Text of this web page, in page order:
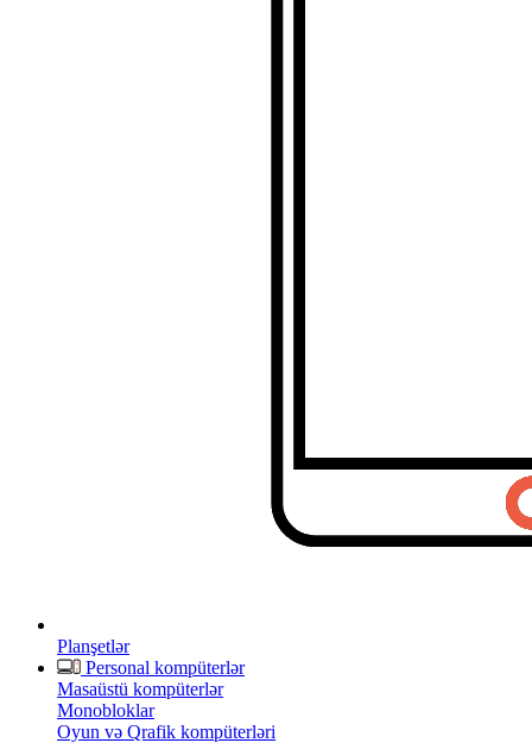
Planşetlər
Personal kompüterlər
Masaüstü kompüterlər
Monobloklar
Oyun və Qrafik kompüterləri